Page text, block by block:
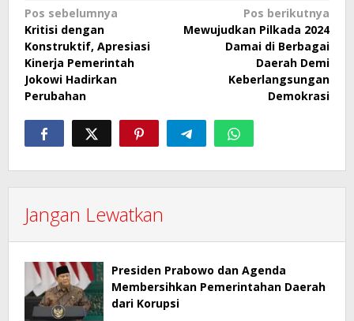
Navigasi
pos
Pos sebelumnya
Kritisi dengan
Konstruktif, Apresiasi
Kinerja Pemerintah
Jokowi Hadirkan
Perubahan
Pos berikutnya
Mewujudkan Pilkada 2024
Damai di Berbagai
Daerah Demi
Keberlangsungan
Demokrasi
Jangan Lewatkan
Presiden Prabowo dan Agenda
Membersihkan Pemerintahan Daerah
dari Korupsi